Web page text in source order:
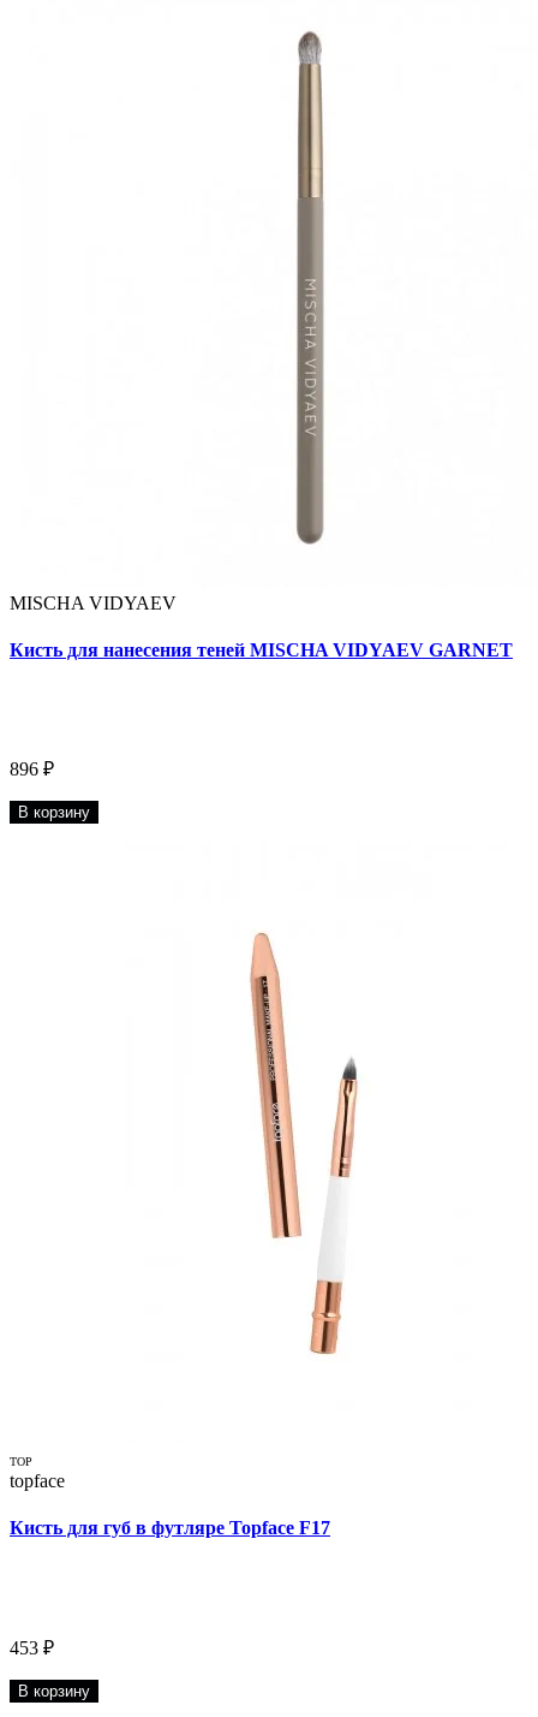
MISCHA VIDYAEV
Кисть для нанесения теней MISCHA VIDYAEV GARNET
896 ₽
В корзину
TOP
topface
Кисть для губ в футляре Topface F17
453 ₽
В корзину